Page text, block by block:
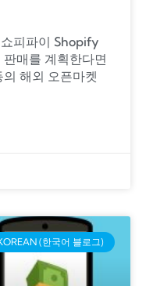
피파이 Shopify
매를 계획한다면
해외 오픈마켓
(한국어 블로그)